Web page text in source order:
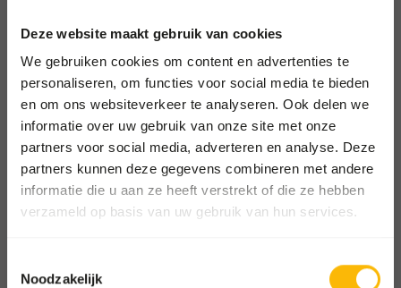
Deze website maakt gebruik van cookies
We gebruiken cookies om content en advertenties te
personaliseren, om functies voor social media te bieden
en om ons websiteverkeer te analyseren. Ook delen we
informatie over uw gebruik van onze site met onze
partners voor social media, adverteren en analyse. Deze
partners kunnen deze gegevens combineren met andere
informatie die u aan ze heeft verstrekt of die ze hebben
verzameld op basis van uw gebruik van hun services.
Noodzakelijk
FOR ZOOS
Ga naar onze one-stop-shop
Afhalen en bezorgen
Locaties
Nieuws
Contact